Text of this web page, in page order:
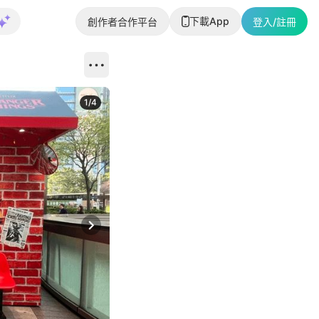
創作者合作平台 下載App 登入/註冊
Next slide
1/4